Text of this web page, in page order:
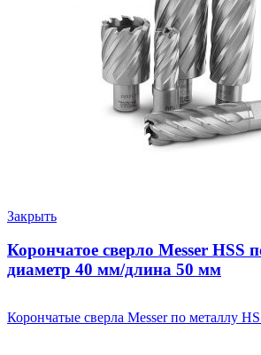
Закрыть
Корончатое сверло Messer HSS
диаметр 40 мм/длина 50 мм
Корончатые сверла Messer по металлу